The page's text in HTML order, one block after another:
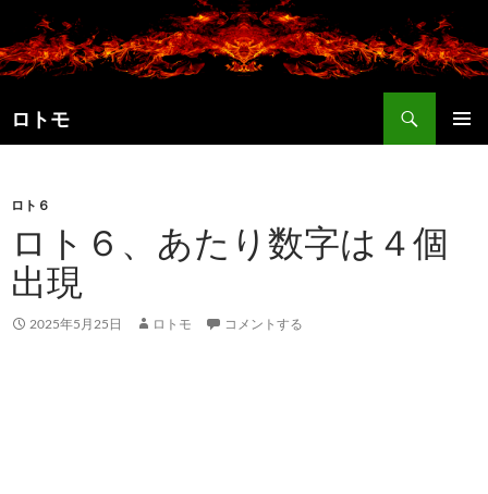
ン
テ
ツ
へ
ロトモ
索
ロト６
ロト６、あたり数字は４個
出現
2025年5月25日 ロトモ コメントする